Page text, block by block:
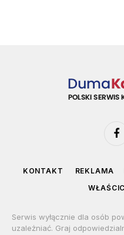
KONTAKT REKLAMA
Serwis wyłącznie dla osób
uzależniać. Graj